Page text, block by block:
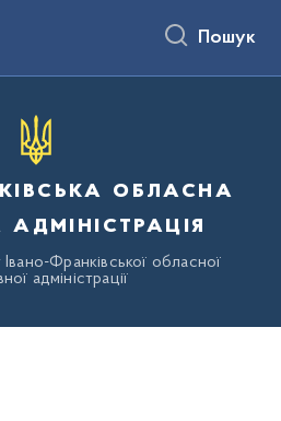
Пошук
обласна
Франківської обласної
адміністрації